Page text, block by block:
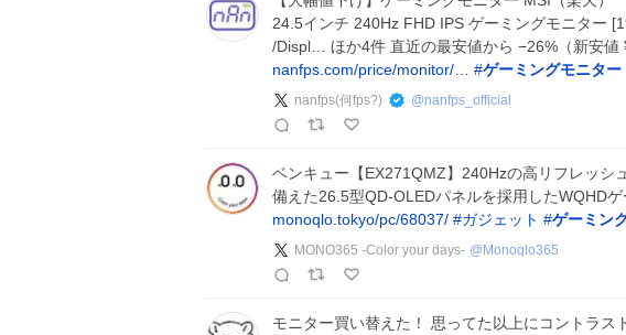
24.5インチ 240Hz FHD IPS ゲーミングモニター
/Displ… ほか4件 直近の最安値から −26%（新安値
nanfps.com/price/monitor/…
#ゲーミングモニター
nanfps(何fps?) @nanfps_official
ベンキュー【EX271QMZ】240Hzの高リフレッシ
備えた26.5型QD-OLEDパネルを採用したWQHD
monoqlo.tokyo/pc/68037/ #ガジェット #ゲーミン
MONO365 -Color your days- @ Monoqlo365
モニター買い替えた！ 思ってた以上にコントラス